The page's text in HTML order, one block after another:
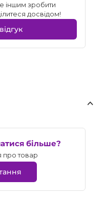
іншим зробити
досвідом!
більше?
про товар